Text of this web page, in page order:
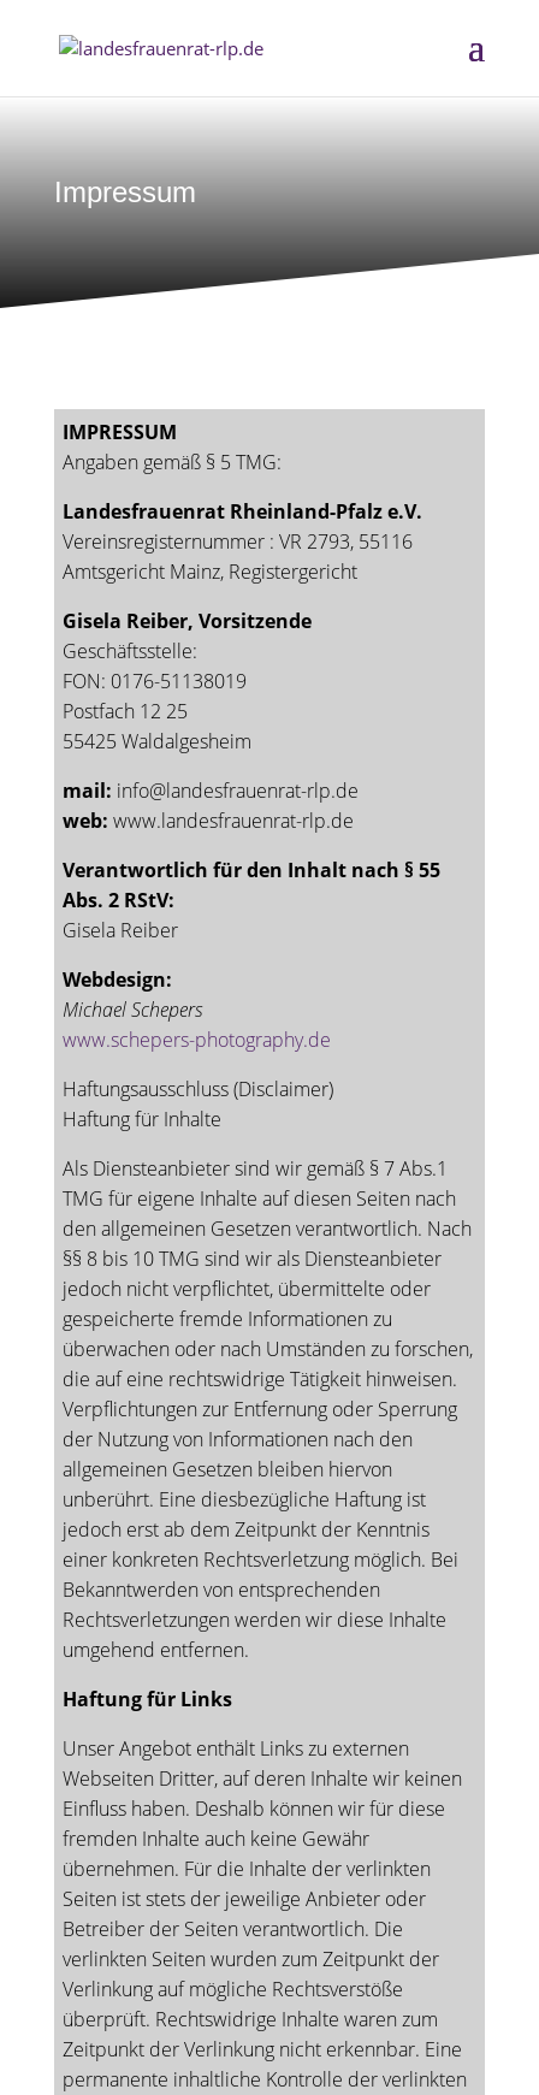
Impressum
IMPRESSUM
Angaben gemäß § 5 TMG:
Landesfrauenrat Rheinland-Pfalz e.V.
Vereinsregisternummer : VR 2793, 55116
Amtsgericht Mainz, Registergericht
Gisela Reiber, Vorsitzende
Geschäftsstelle:
FON: 0176-51138019
Postfach 12 25
55425 Waldalgesheim
mail: info@landesfrauenrat-rlp.de
web: www.landesfrauenrat-rlp.de
Verantwortlich für den Inhalt nach § 55
Abs. 2 RStV:
Gisela Reiber
Webdesign:
Michael Schepers
www.schepers-photography.de
Haftungsausschluss (Disclaimer)
Haftung für Inhalte
Als Diensteanbieter sind wir gemäß § 7 Abs.1
TMG für eigene Inhalte auf diesen Seiten nach
den allgemeinen Gesetzen verantwortlich. Nach
§§ 8 bis 10 TMG sind wir als Diensteanbieter
jedoch nicht verpflichtet, übermittelte oder
gespeicherte fremde Informationen zu
überwachen oder nach Umständen zu forschen,
die auf eine rechtswidrige Tätigkeit hinweisen.
Verpflichtungen zur Entfernung oder Sperrung
der Nutzung von Informationen nach den
allgemeinen Gesetzen bleiben hiervon
unberührt. Eine diesbezügliche Haftung ist
jedoch erst ab dem Zeitpunkt der Kenntnis
einer konkreten Rechtsverletzung möglich. Bei
Bekanntwerden von entsprechenden
Rechtsverletzungen werden wir diese Inhalte
umgehend entfernen.
Haftung für Links
Unser Angebot enthält Links zu externen
Webseiten Dritter, auf deren Inhalte wir keinen
Einfluss haben. Deshalb können wir für diese
fremden Inhalte auch keine Gewähr
übernehmen. Für die Inhalte der verlinkten
Seiten ist stets der jeweilige Anbieter oder
Betreiber der Seiten verantwortlich. Die
verlinkten Seiten wurden zum Zeitpunkt der
Verlinkung auf mögliche Rechtsverstöße
überprüft. Rechtswidrige Inhalte waren zum
Zeitpunkt der Verlinkung nicht erkennbar. Eine
permanente inhaltliche Kontrolle der verlinkten